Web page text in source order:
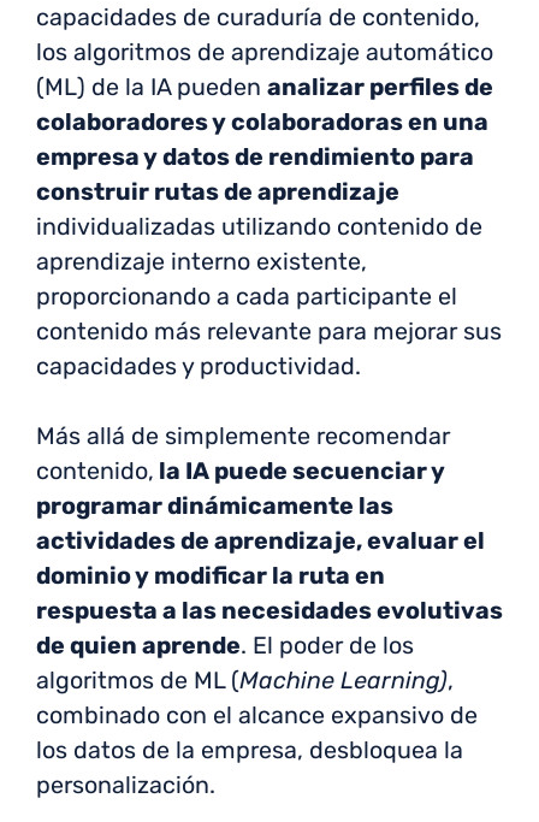
capacidades de curaduría de contenido,
los algoritmos de aprendizaje automático
(ML) de la IA pueden analizar perfiles de
colaboradores y colaboradoras en una
empresa y datos de rendimiento para
construir rutas de aprendizaje
individualizadas utilizando contenido de
aprendizaje interno existente,
proporcionando a cada participante el
contenido más relevante para mejorar sus
capacidades y productividad.
Más allá de simplemente recomendar
contenido, la IA puede secuenciar y
programar dinámicamente las
actividades de aprendizaje, evaluar el
dominio y modificar la ruta en
respuesta a las necesidades evolutivas
de quien aprende. El poder de los
algoritmos de ML (Machine Learning),
combinado con el alcance expansivo de
los datos de la empresa, desbloquea la
personalización.